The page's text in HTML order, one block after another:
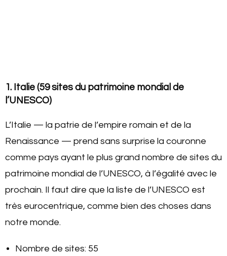
1. Italie (59 sites du patrimoine mondial de
l’UNESCO)
L’Italie — la patrie de l’empire romain et de la
Renaissance — prend sans surprise la couronne
comme pays ayant le plus grand nombre de sites du
patrimoine mondial de l’UNESCO, à l’égalité avec le
prochain. Il faut dire que la liste de l’UNESCO est
très eurocentrique, comme bien des choses dans
notre monde.
Nombre de sites: 55